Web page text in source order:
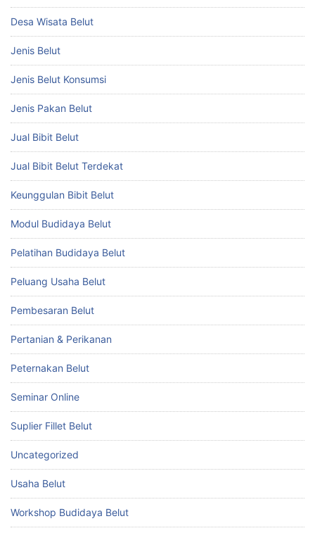
Desa Wisata Belut
Jenis Belut
Jenis Belut Konsumsi
Jenis Pakan Belut
Jual Bibit Belut
Jual Bibit Belut Terdekat
Keunggulan Bibit Belut
Modul Budidaya Belut
Pelatihan Budidaya Belut
Peluang Usaha Belut
Pembesaran Belut
Pertanian & Perikanan
Peternakan Belut
Seminar Online
Suplier Fillet Belut
Uncategorized
Usaha Belut
Workshop Budidaya Belut